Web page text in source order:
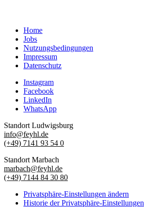
Home
Jobs
Nutzungsbedingungen
Impressum
Datenschutz
Instagram
Facebook
LinkedIn
WhatsApp
Standort Ludwigsburg
info@feyhl.de
(+49) 7141 93 54 0
Standort Marbach
marbach@feyhl.de
(+49) 7144 84 30 80
Privatsphäre-Einstellungen ändern
Historie der Privatsphäre-Einstellungen